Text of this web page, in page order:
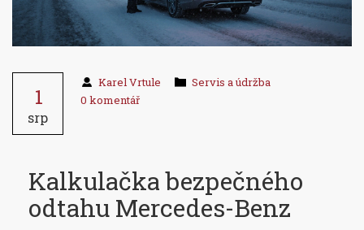
1
srp
Karel Vrtule
Servis a údržba
0 komentář
Kalkulačka bezpečného
odtahu Mercedes-Benz